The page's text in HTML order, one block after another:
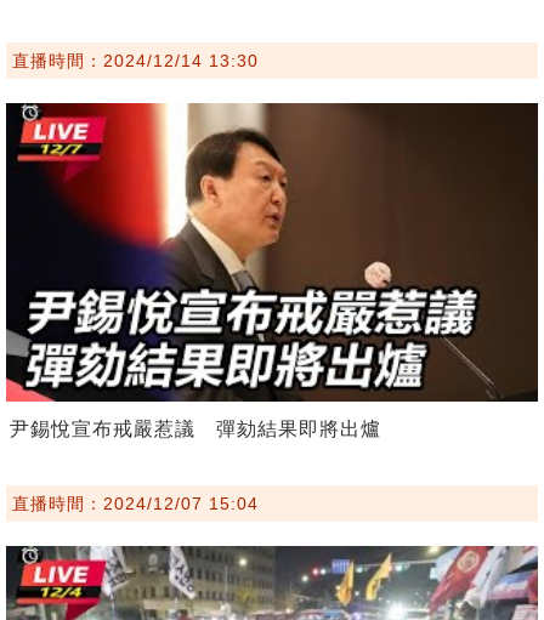
直播時間：2024/12/14 13:30
尹錫悅宣布戒嚴惹議 彈劾結果即將出爐
直播時間：2024/12/07 15:04